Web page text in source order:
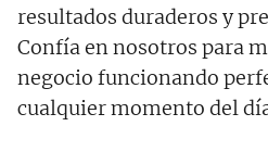
resultados duraderos y
Confía en nosotros para
negocio funcionando
cualquier momento del